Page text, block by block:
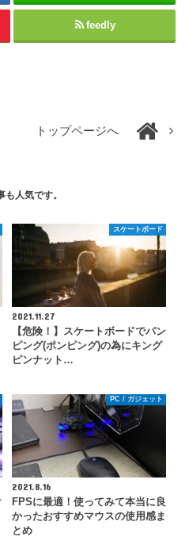
feedly
トップページへ
も人気です。
スケートボード
2021.11.27
【危険！】スケートボードでパン
ピング(ポンピング)の為にキング
ピンナット…
PC / ガジェット
2021.8.16
FPSに最適！使ってみて本当に良
かったおすすめマウスの使用感ま
とめ